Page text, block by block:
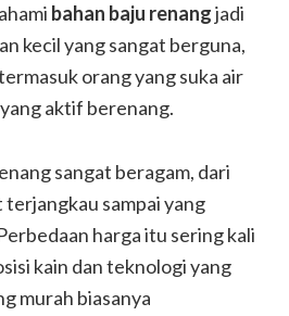
bahan baju renangjadi
kecil yang sangat berguna,
orang yang suka air
aktif berenang.
sangat beragam, dari
sampai yang
harga itu sering kali
kain dan teknologi yang
murah biasanya